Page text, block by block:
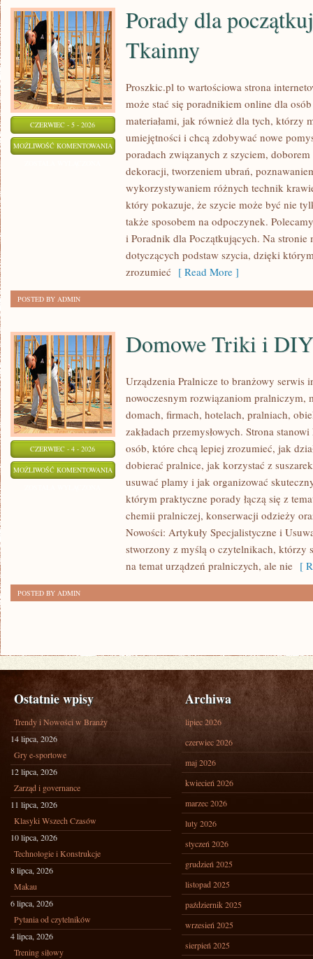
CZERWIEC - 5 - 2026
MOŻLIWOŚĆ KOMENTOWANIA
POCZĄTKUJĄCYCH
Porady dla
Tkainny
Proszkic.pl to wartościowa strona
może stać się poradnikiem online dla
materiałami, jak również dla tych, którzy
umiejętności i chcą zdobywać nowe
poradach związanych z szyciem,
dekoracji, tworzeniem ubrań,
wykorzystywaniem różnych technik
który pokazuje, że szycie może być nie
także sposobem na odpoczynek.
i Poradnik dla Początkujących. Na stronie
dotyczących podstaw szycia, dzięki
zrozumieć [ Read More ]
POSTED BY ADMIN
CZERWIEC - 4 - 2026
MOŻLIWOŚĆ KOMENTOWANIA DOMOWE
TRIKI
Domowe Triki i DIY
Urządzenia Pralnicze to branżowy serwis
nowoczesnym rozwiązaniom
domach, firmach, hotelach, pralniach,
zakładach przemysłowych. Strona
osób, które chcą lepiej zrozumieć, jak
dobierać pralnice, jak korzystać z
usuwać plamy i jak organizować
którym praktyczne porady łączą się z
chemii pralniczej, konserwacji odzieży
Nowości: Artykuły Specjalistyczne i
stworzony z myślą o czytelnikach, którzy
na temat urządzeń pralniczych, ale nie [
POSTED BY ADMIN
Ostatnie wpisy
Trendy i Nowości w Branży
14 lipca, 2026
Gry e-sportowe
12 lipca, 2026
Zarząd i governance
11 lipca, 2026
Klasyki Wszech Czasów
10 lipca, 2026
Technologie i Konstrukcje
8 lipca, 2026
Makau
6 lipca, 2026
Pytania od czytelników
4 lipca, 2026
Trening siłowy
Archiwa
lipiec 2026
czerwiec 2026
maj 2026
kwiecień 2026
marzec 2026
luty 2026
styczeń 2026
grudzień 2025
listopad 2025
październik 2025
wrzesień 2025
sierpień 2025